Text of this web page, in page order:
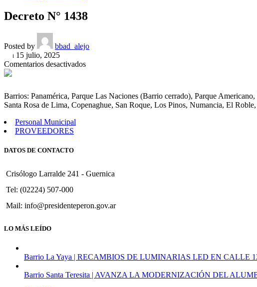
Decreto N° 1438
Posted by
bbad_alejo
On 15 julio, 2025
Comentarios desactivadosen
Barrios: Panamérica, Parque Las Naciones (Barrio cerrado), Parque
Santa Rosa de Lima, Copenaghue, San Roque, Los Pinos, Numancia, El
Personal Municipal
PROVEEDORES
DATOS DE CONTACTO
Crisólogo Larralde 241 - Guernica
Tel: (02224) 507-000
Mail: info@presidenteperon.gov.ar
LO MÁS LEÍDO
Barrio La Yaya | RECAMBIOS DE LUMINARIAS LED EN CALLE
Barrio Santa Teresita | AVANZA LA MODERNIZACIÓN DEL